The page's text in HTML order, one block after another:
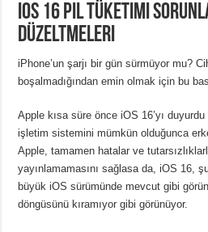
iOS 16 Pil Tüketimi
Düzeltmeleri
iPhone’un şarjı bir gün sürmüyor mu?
boşalmadığından emin olmak için bu
Apple kısa süre önce iOS 16’yı
işletim sistemini mümkün olduğunca
Apple, tamamen hatalar ve
yayınlamamasını sağlasa da, iOS 16,
büyük iOS sürümünde mevcut gibi
döngüsünü kıramıyor gibi görünüyor.